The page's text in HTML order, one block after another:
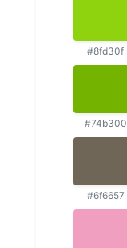
#8fd30f
#74b300
#6f6657